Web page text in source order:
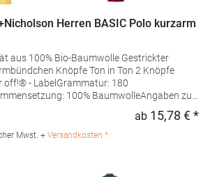
Herren BASIC Polo kurzarm
100% Bio-Baumwolle Gestrickter
Ton in Ton 2 Knöpfe
100% BaumwolleAngaben zur
Stein 25-31 72461 Albstadt Deutschland
ab 15,78 € *
Mwst. + Versandkosten *